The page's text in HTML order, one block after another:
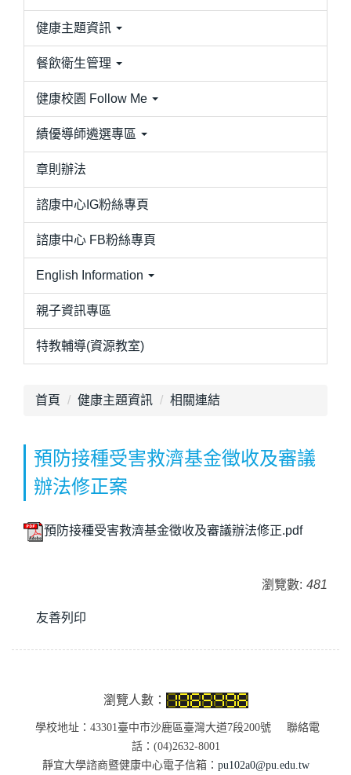
健康主題資訊
餐飲衛生管理
健康校園 Follow Me
績優導師遴選專區
章則辦法
諮康中心IG粉絲專頁
諮康中心 FB粉絲專頁
English Information
親子資訊專區
特教輔導(資源教室)
首頁 健康主題資訊 相關連結
預防接種受害救濟基金徵收及審議
辦法修正案
預防接種受害救濟基金徵收及審議辦法修正.pdf
瀏覽數: 481
友善列印
瀏覽人數：
學校地址：43301臺中市沙鹿區臺灣大道7段200號 聯絡電
話：(04)2632-8001
靜宜大學諮商暨健康中心電子信箱： pu102a0@pu.edu.tw